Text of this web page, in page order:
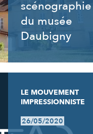
scénographie
du musée
Daubigny
LE MOUVEMENT
IMPRESSIONNISTE
26/05/2020